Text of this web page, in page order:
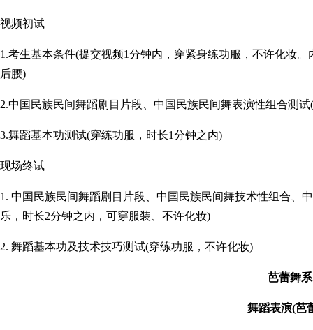
视频初试
1.考生基本条件(提交视频1分钟内，穿紧身练功服，不许化妆
后腰)
2.中国民族民间舞蹈剧目片段、中国民族民间舞表演性组合测
3.舞蹈基本功测试(穿练功服，时长1分钟之内)
现场终试
1. 中国民族民间舞蹈剧目片段、中国民族民间舞技术性组合、
乐，时长2分钟之内，可穿服装、不许化妆)
2. 舞蹈基本功及技术技巧测试(穿练功服，不许化妆)
芭蕾舞系
舞蹈表演(芭